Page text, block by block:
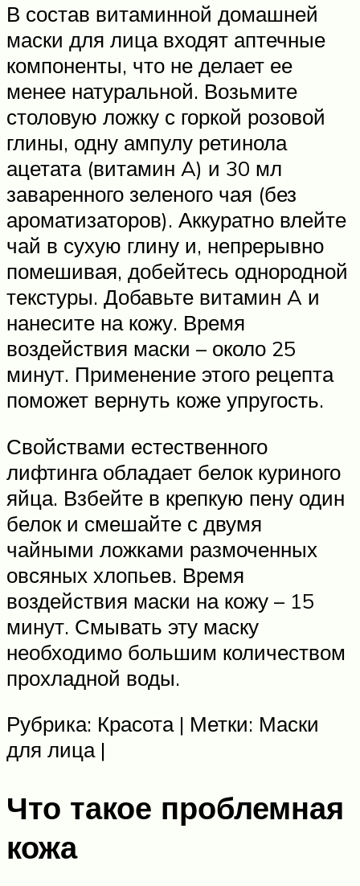
В состав витаминной домашней
маски для лица входят аптечные
компоненты, что не делает ее
менее натуральной. Возьмите
столовую ложку с горкой розовой
глины, одну ампулу ретинола
ацетата (витамин A) и 30 мл
заваренного зеленого чая (без
ароматизаторов). Аккуратно влейте
чай в сухую глину и, непрерывно
помешивая, добейтесь однородной
текстуры. Добавьте витамин A и
нанесите на кожу. Время
воздействия маски – около 25
минут. Применение этого рецепта
поможет вернуть коже упругость.
Свойствами естественного
лифтинга обладает белок куриного
яйца. Взбейте в крепкую пену один
белок и смешайте с двумя
чайными ложками размоченных
овсяных хлопьев. Время
воздействия маски на кожу – 15
минут. Смывать эту маску
необходимо большим количеством
прохладной воды.
Рубрика: Красота | Метки: Маски
для лица |
Что такое проблемная
кожа